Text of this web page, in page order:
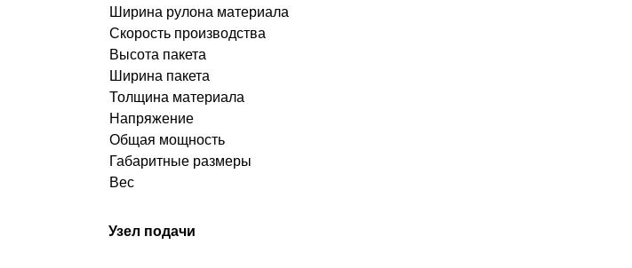
Ширина рулона материала
Скорость производства
Высота пакета
Ширина пакета
Толщина материала
Напряжение
Общая мощность
Габаритные размеры
Вес
Узел подачи